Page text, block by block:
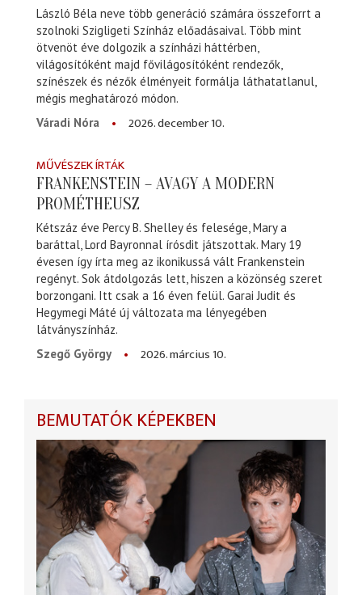
László Béla neve több generáció számára összeforrt a
szolnoki Szigligeti Színház előadásaival. Több mint
ötvenöt éve dolgozik a színházi háttérben,
világosítóként majd fővilágosítóként rendezők,
színészek és nézők élményeit formálja láthatatlanul,
mégis meghatározó módon.
Váradi Nóra
2026. december 10.
MŰVÉSZEK ÍRTÁK
FRANKENSTEIN – AVAGY A MODERN
PROMÉTHEUSZ
Kétszáz éve Percy B. Shelley és felesége, Mary a
baráttal, Lord Bayronnal írósdit játszottak. Mary 19
évesen így írta meg az ikonikussá vált Frankenstein
regényt. Sok átdolgozás lett, hiszen a közönség szeret
borzongani. Itt csak a 16 éven felül. Garai Judit és
Hegymegi Máté új változata ma lényegében
látványszínház.
Szegő György
2026. március 10.
BEMUTATÓK KÉPEKBEN